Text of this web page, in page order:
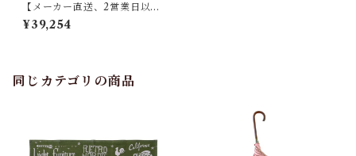
【メーカー直送、2営業日以内
に発送】【3個セット】 東谷
フォールディングサイドテー
¥39,254
同じカテゴリの商品